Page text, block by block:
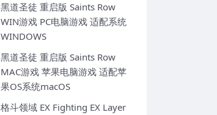
黑道圣徒 重启版 Saints Row
WIN游戏 PC电脑游戏 适配系统
WINDOWS
黑道圣徒 重启版 Saints Row
MAC游戏 苹果电脑游戏 适配苹
果OS系统macOS
格斗领域 EX Fighting EX Layer